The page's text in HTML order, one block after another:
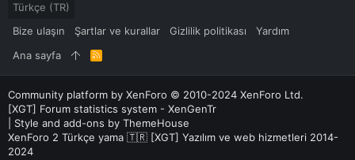
Türkçe (TR)
Bize ulaşın
Şartlar ve kurallar Gizlilik politikası
Yardım
Ana sayfa
R
S
Community platform by XenForo © 2010-2024 XenForo Ltd.
[XGT] Forum statistics system - XenGenTr
Style and add-ons by ThemeHouse
XenForo 2 Türkçe yama 🇹🇷 [XGT] Yazılım ve web hizmetleri 2014-
2024